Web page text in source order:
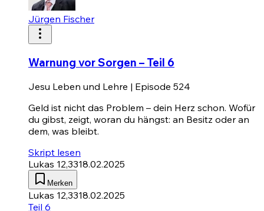
Jürgen Fischer
Warnung vor Sorgen – Teil 6
Jesu Leben und Lehre | Episode 524
Geld ist nicht das Problem – dein Herz schon. Wofür
du gibst, zeigt, woran du hängst: an Besitz oder an
dem, was bleibt.
Skript lesen
Lukas 12,3318.02.2025
Merken
Lukas 12,3318.02.2025
Teil 6